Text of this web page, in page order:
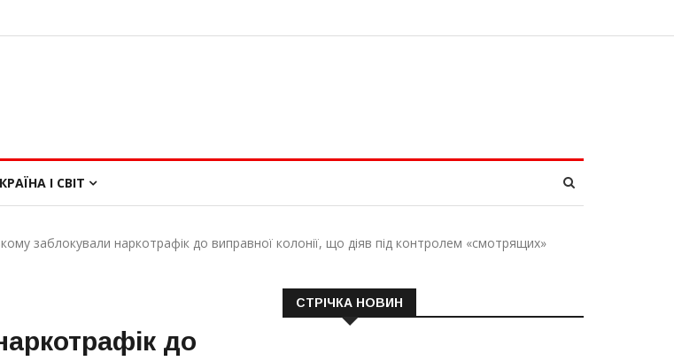
І СВІТ
заблокували наркотрафік до виправної колонії, що діяв під контролем «смотрящих»
до
СТРІЧКА НОВИН